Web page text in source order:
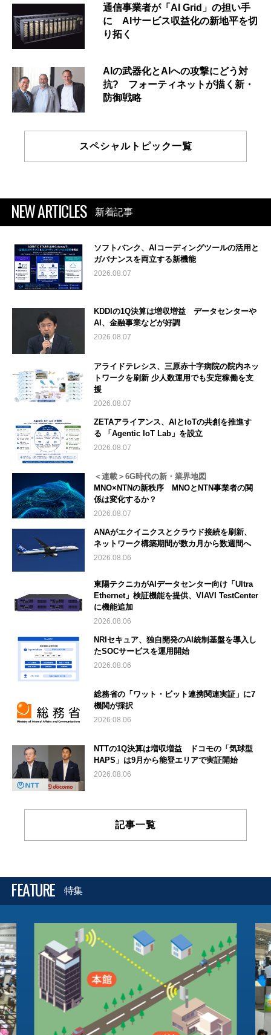
通信事業者が「AI Grid」の担い手
に AIサービス収益化の新地平を切
り拓く
AIの武器化とAIへの攻撃にどう対
抗? フォーティネットが描く新・
防御戦略
スペシャルトピック一覧
NEW ARTICLES 新着記事
ソフトバンク、AIコーディングツールの活用と
ガバナンスを両立する新機能
2026.08.07
KDDIの1Q決算は増収増益 データセンターや
AI、金融事業などが好調
2026.08.07
アライドテレシス、三原赤十字病院の院内ネッ
トワークを刷新 少人数運用でも安定稼働を支
援
2026.08.07
ZETAアライアンス、AIとIoTの共創を推進す
る 「Agentic IoT Lab」を設立
2026.08.07
＜連載＞6G時代の新・業界地図
MNO×NTNの新秩序 MNOとNTN事業者の関
係は変化するか？
2026.08.07
ANAがエクイニクスとクラウド接続を刷新、
ネットワーク構築期間が数カ月から数週間へ
2026.08.06
東陽テクニカがAIデータセンター向け「Ultra
Ethernet」検証機能を提供、VIAVI TestCenter
に機能追加
2026.08.06
NRIセキュア、独自開発のAI統制基盤を導入し
たSOCサービスを運用開始
2026.08.06
総務省の「ワット・ビット連携関連実証」に7
機関が採択
2026.08.06
NTTの1Q決算は増収増益 ドコモの「気球型
HAPS」は9月から能登エリアで実証開始
2026.08.06
記事一覧
FEATURE 特集